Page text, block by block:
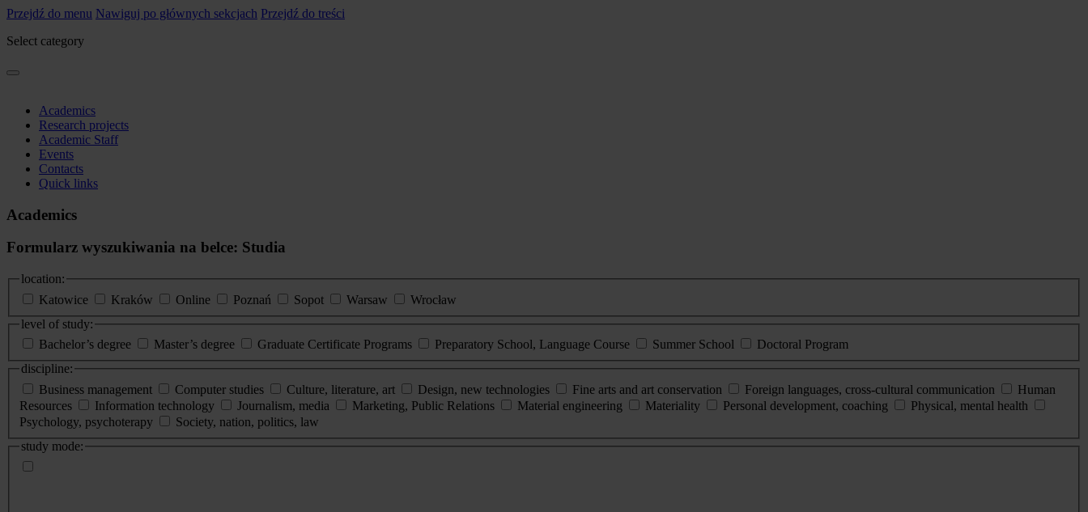
Przejdź do menu Nawiguj po głównych sekcjach Przejdź do treści
Select category
Academics
Research projects
Academic Staff
Events
Contacts
Quick links
Academics
Formularz wyszukiwania na belce: Studia
location:
Katowice
Kraków Online Poznań Sopot Warsaw
Wrocław
level of study:
Bachelor’s degree
Master’s degree Graduate Certificate Programs Preparatory School, Language Course Summer School
Doctoral Program
discipline:
Business management
Computer studies Culture, literature, art Design, new technologies Fine arts and art conservation Foreign languages, cross-cultural communication
Human
Resources
Information technology Journalism, media Marketing, Public Relations Material engineering Materiality Personal development, coaching
Physical, mental health
Psychology, psychoterapy
Society, nation, politics, law
study mode: